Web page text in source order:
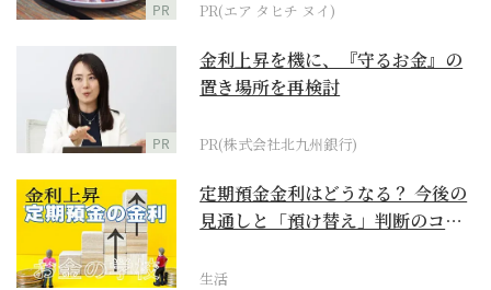
PR PR(エア タヒチ ヌイ)
PR
金利上昇を機に、『守るお金』の
置き場所を再検討
PR(株式会社北九州銀行)
定期預金金利はどうなる？ 今後の
見通しと「預け替え」判断のコツ
生活